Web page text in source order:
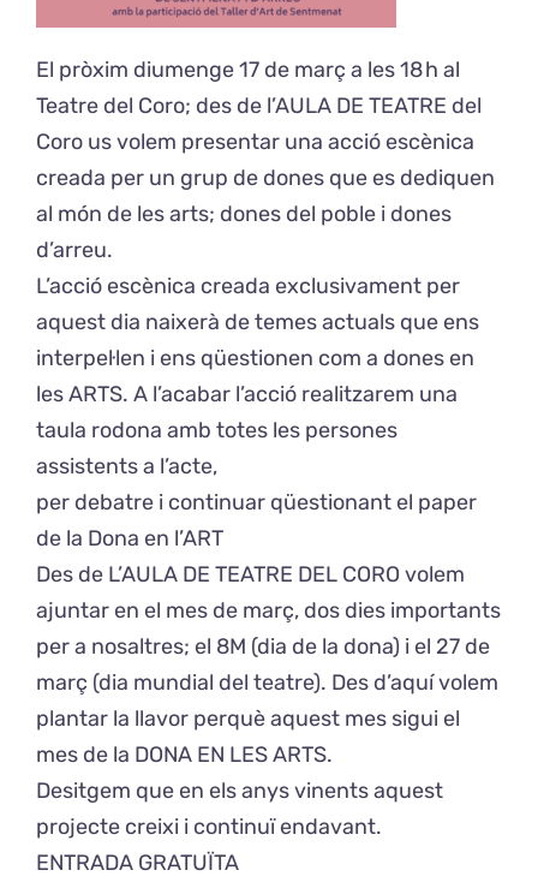
El pròxim diumenge 17 de març a les 18 h al
Teatre del Coro; des de l’AULA DE TEATRE del
Coro us volem presentar una acció escènica
creada per un grup de dones que es dediquen
al món de les arts; dones del poble i dones
d’arreu.
L’acció escènica creada exclusivament per
aquest dia naixerà de temes actuals que ens
interpel·len i ens qüestionen com a dones en
les ARTS. A l’acabar l’acció realitzarem una
taula rodona amb totes les persones
assistents a l’acte,
per debatre i continuar qüestionant el paper
de la Dona en l’ART
Des de L’AULA DE TEATRE DEL CORO volem
ajuntar en el mes de març, dos dies importants
per a nosaltres; el 8M (dia de la dona) i el 27 de
març (dia mundial del teatre). Des d’aquí volem
plantar la llavor perquè aquest mes sigui el
mes de la DONA EN LES ARTS.
Desitgem que en els anys vinents aquest
projecte creixi i continuï endavant.
ENTRADA GRATUÏTA